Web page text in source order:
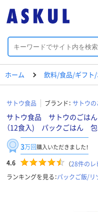
ホーム 飲料/食品/ギフト
サトウ食品 ブランド： サトウ
サトウ食品 サトウのごは
（12食入) パックごはん
3万回購入いただきました！
4.6 （28件のレ
ランキングを見る：パックご飯/リ